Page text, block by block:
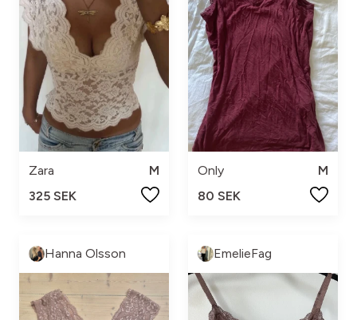
Zara
M
325 SEK
Only
M
80 SEK
Hanna Olsson EmelieFag